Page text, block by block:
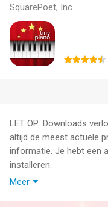
SquarePoet, Inc.
LET OP: Downloads
altijd de meest actuele
informatie. Je hebt een
installeren.
Meer